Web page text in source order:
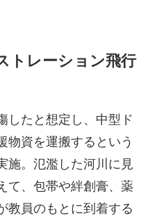
トレーション飛行
したと想定し、中型ド
物資を運搬するという
施。氾濫した河川に見
て、包帯や絆創膏、薬
教員のもとに到着する